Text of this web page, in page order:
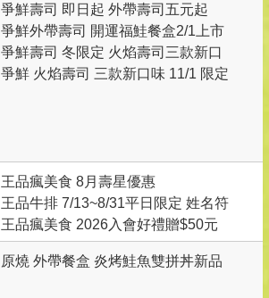
爭鮮壽司 即日起 外帶壽司五元起
爭鮮外帶壽司 開運福鮭餐盒2/1上市
共四款 每份90元 買再送茶包
爭鮮壽司 冬限定 火焰壽司三款新口
味上市
爭鮮 火焰壽司 三款新口味 11/1 限定
王品瘋美食 8月壽星優惠
王品牛排 7/13~8/31平日限定 姓名符
合王或玉字邊任一字，內用2客套餐
贈「龍重雙饗：龍蝦・嫩煎龍虎
王品瘋美食 2026入會好禮贈$50元
原燒 外帶餐盒 炎烤鮭魚雙拼丼新品